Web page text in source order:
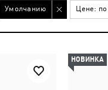
Умолчанию Цене:
НОВИНКА